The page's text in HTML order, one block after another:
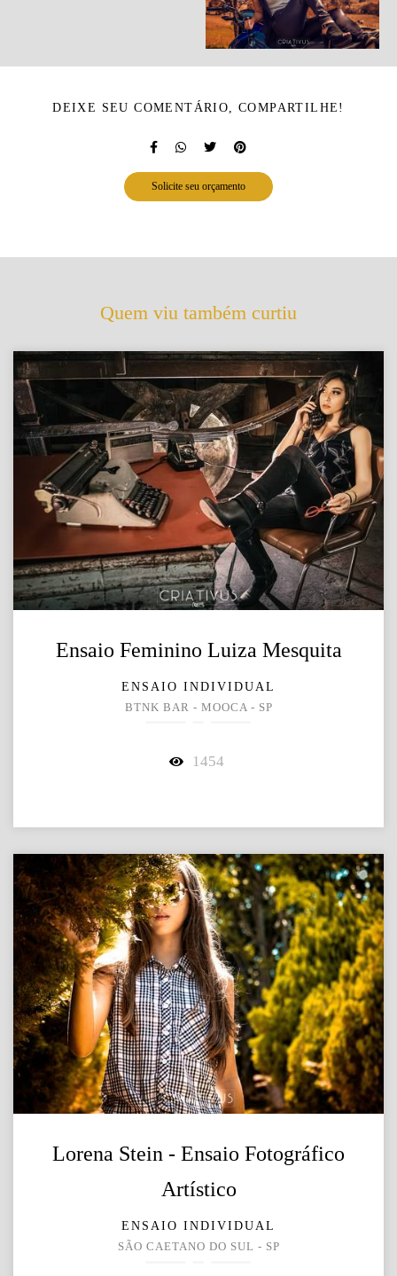
DEIXE SEU COMENTÁRIO, COMPARTILHE!
Solicite seu orçamento
Quem viu também curtiu
Ensaio Feminino Luiza Mesquita
ENSAIO INDIVIDUAL
BTNK BAR - MOOCA - SP
1454
Lorena Stein - Ensaio Fotográfico
Artístico
ENSAIO INDIVIDUAL
SÃO CAETANO DO SUL - SP